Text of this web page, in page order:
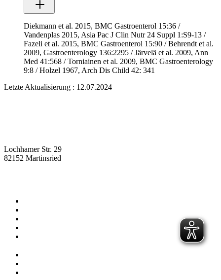
Diekmann et al. 2015, BMC Gastroenterol 15:36 /
Vandenplas 2015, Asia Pac J Clin Nutr 24 Suppl 1:S9-13 /
Fazeli et al. 2015, BMC Gastroenterol 15:90 / Behrendt et al.
2009, Gastroenterology 136:2295 / Järvelä et al. 2009, Ann
Med 41:568 / Torniainen et al. 2009, BMC Gastroenterology
9:8 / Holzel 1967, Arch Dis Child 42: 341
Letzte Aktualisierung : 12.07.2024
Lochhamer Str. 29
82152 Martinsried